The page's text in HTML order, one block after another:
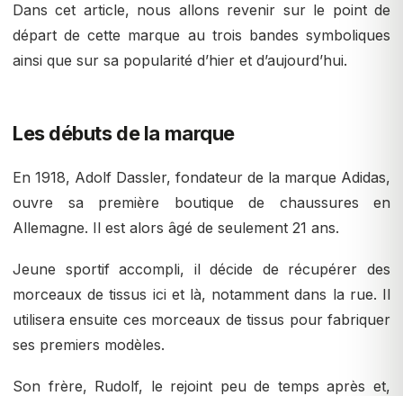
Dans cet article, nous allons revenir sur le point de
départ de cette marque au trois bandes symboliques
ainsi que sur sa popularité d’hier et d’aujourd’hui.
Les débuts de la marque
En 1918, Adolf Dassler, fondateur de la marque Adidas,
ouvre sa première boutique de chaussures en
Allemagne. Il est alors âgé de seulement 21 ans.
Jeune sportif accompli, il décide de récupérer des
morceaux de tissus ici et là, notamment dans la rue. Il
utilisera ensuite ces morceaux de tissus pour fabriquer
ses premiers modèles.
Son frère, Rudolf, le rejoint peu de temps après et,